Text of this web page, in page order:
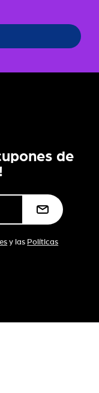
de
y las Políticas